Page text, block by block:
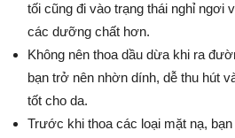
tối cũng đi vào trạng thái nghỉ ngơi
các dưỡng chất hơn.
Không nên thoa dầu dừa khi ra
bạn trở nên nhờn dính, dễ thu hút
tốt cho da.
Trước khi thoa các loại mặt nạ,